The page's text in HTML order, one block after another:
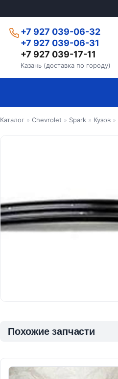
+7 927 039-06-32
+7 927 039-06-31
+7 927 039-17-11
Казань (доставка по городу)
Каталог » Chevrolet » Spark » Кузов »
Похожие запчасти